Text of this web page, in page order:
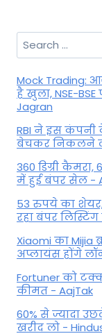
Search
for:
Mock Trading:
है खुला, NSE-
Jagran
RBI ने इस कंपनी
बेचकर निकलने
360 डिग्री
में हुई बंपर सेल -
53 रुपये का शेयर,
रहा बंपर
Xiaomi का Mijia
अप्लायंस होंगे
Fortuner को
कीमत - AajTak
60% से ज्यादा
खरीद लो -